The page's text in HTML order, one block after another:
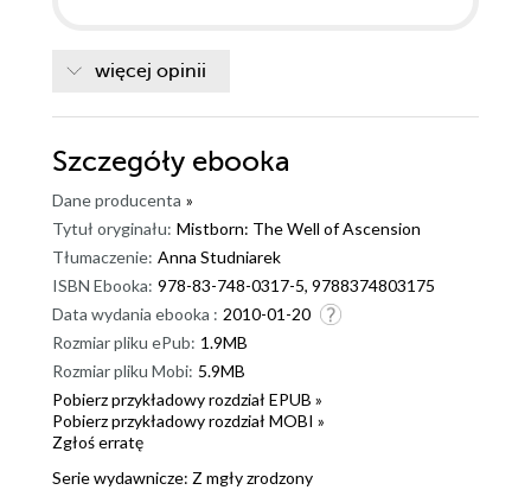
więcej opinii
Szczegóły ebooka
Dane producenta »
Tytuł oryginału: Mistborn: The Well of Ascension
Tłumaczenie: Anna Studniarek
ISBN Ebooka: 978-83-748-0317-5, 9788374803175
Data wydania ebooka : 2010-01-20
Rozmiar pliku ePub: 1.9MB
Rozmiar pliku Mobi: 5.9MB
Pobierz przykładowy rozdział EPUB »
Pobierz przykładowy rozdział MOBI »
Zgłoś erratę
Serie wydawnicze: Z mgły zrodzony